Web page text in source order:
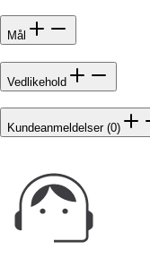
Mål
Vedlikehold
Kundeanmeldelser (0)